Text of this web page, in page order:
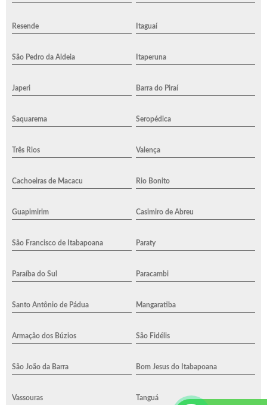
Resende Itaguaí
São Pedro da Aldeia Itaperuna
Japeri Barra do Piraí
Saquarema Seropédica
Três Rios Valença
Cachoeiras de Macacu Rio Bonito
Guapimirim Casimiro de Abreu
São Francisco de Itabapoana Paraty
Paraíba do Sul Paracambi
Santo Antônio de Pádua Mangaratiba
Armação dos Búzios São Fidélis
São João da Barra Bom Jesus do Itabapoana
Vassouras Tanguá